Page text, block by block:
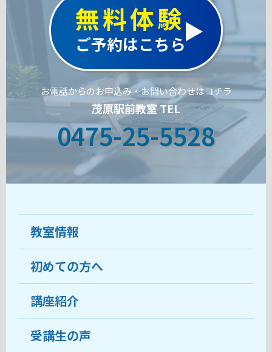
無料体験
ご予約はこちら
お電話からのお申込み・お問い合わせはコチラ
茂原駅前教室 TEL
0475-25-5528
教室情報
教室について
受講生の声
おすすめ・人気の講座
初めての方へ
ココがおすすめ
料金
講座紹介
受講生の声